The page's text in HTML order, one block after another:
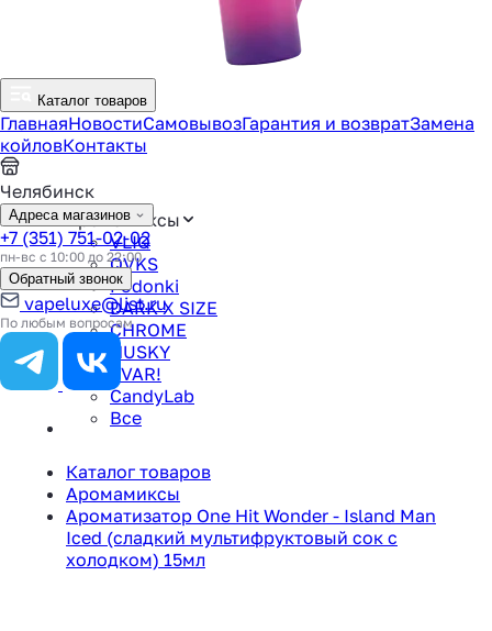
Аромамиксы
VLIQ
QVKS
Podonki
DARK X SIZE
CHROME
HUSKY
TVAR!
CandyLab
Все
Каталог товаров
ГлавнаяНовостиСамовывозГарантия и возвратЗамена
койловКонтакты
Челябинск
Адреса магазинов
+7 (351) 751-02-02
пн-вс с 10:00 до 22:00
Обратный звонок
vapeluxe@list.ru
По любым вопросам
Каталог товаров
Аромамиксы
Ароматизатор One Hit Wonder - Island Man
Iced (сладкий мультифруктовый сок с
холодком) 15мл